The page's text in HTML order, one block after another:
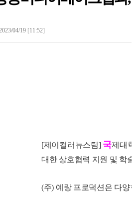
04/19 [11:52]
[제이컬러뉴스팀] 국제대학
대한 상호협력 지원 및 학술
(주) 예랑 프로덕션은 다양